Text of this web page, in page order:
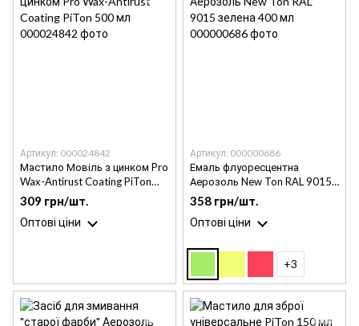
Артикул: 000024842
Мастило Мовіль з цинком Pro
Wax-Antirust Coating PiTon
500 мл
309 грн/шт.
Оптові ціни
Артикул: 000000686
Емаль флуоресцентна
Аерозоль New Ton RAL 9015
зелена 400 мл
358 грн/шт.
Оптові ціни
+3